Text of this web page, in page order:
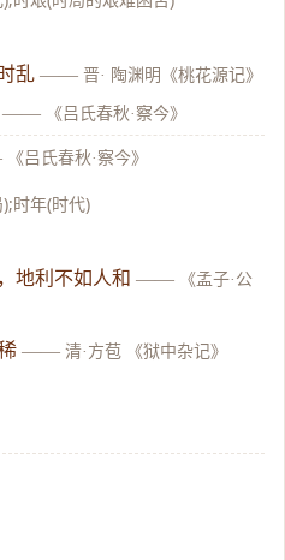
乱 —— 晋· 陶渊明《桃花源记》
—— 《吕氏春秋·察今》
《吕氏春秋·察今》
时年(时代)
地利不如人和 ——
《孟子·公
—— 清·方苞 《狱中杂记》